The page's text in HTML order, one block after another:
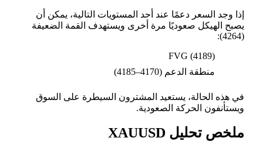
إذا وجد السعر دعمًا عند أحد المستويات التالية، يمكن أن
يصبح الهيكل صعوديًا مرة أخرى ويستهدف القمة الضعيفة
(4264):
FVG (4189)
منطقة الدعم (4170–4185)
في هذه الحالة، يستعيد المشترون السيطرة على السوق
ويستأنفون الحركة الصعودية.
ملخص تحليل XAUUSD